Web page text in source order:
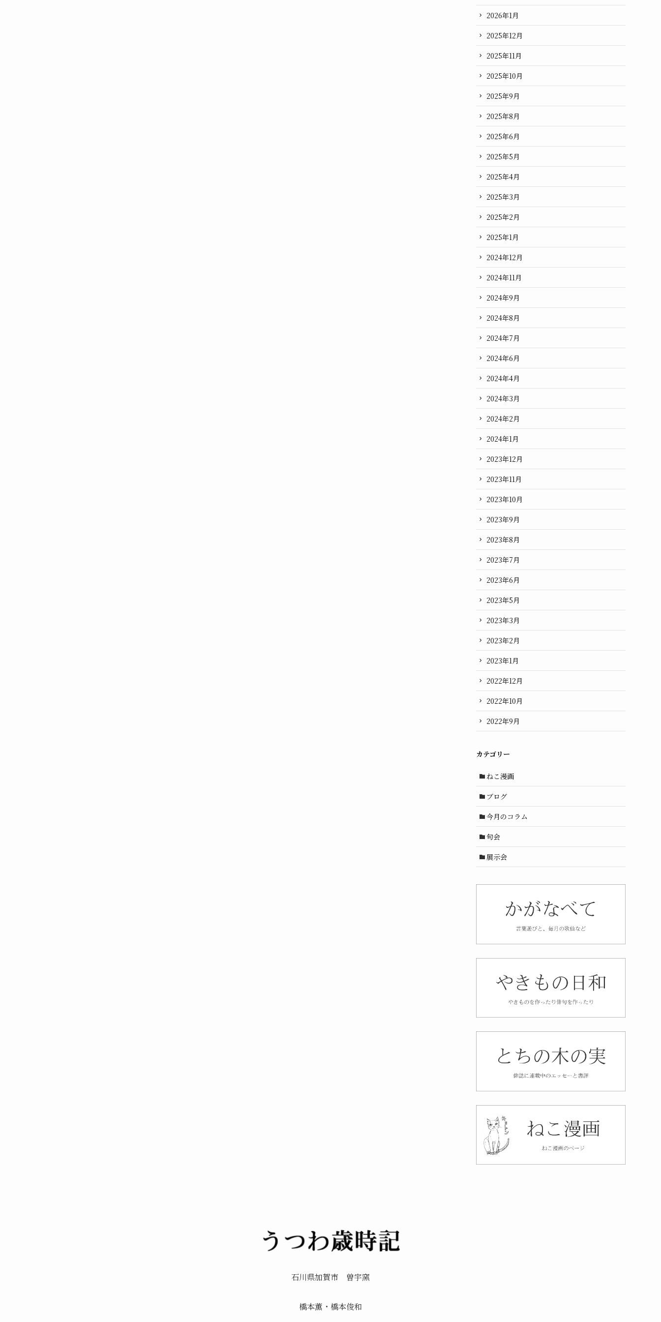
2026年1月
2025年12月
2025年11月
2025年10月
2025年9月
2025年8月
2025年6月
2025年5月
2025年4月
2025年3月
2025年2月
2025年1月
2024年12月
2024年11月
2024年9月
2024年8月
2024年7月
2024年6月
2024年4月
2024年3月
2024年2月
2024年1月
2023年12月
2023年11月
2023年10月
2023年9月
2023年8月
2023年7月
2023年6月
2023年5月
2023年3月
2023年2月
2023年1月
2022年12月
2022年10月
2022年9月
カテゴリー
ねこ漫画
ブログ
今月のコラム
句会
展示会
石川県加賀市 曽宇窯
橋本薫・橋本俊和